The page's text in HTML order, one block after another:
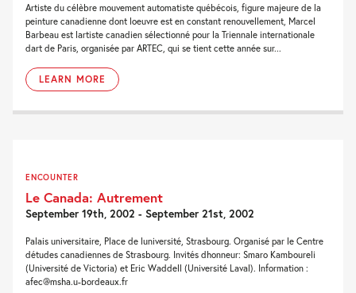
Artiste du célèbre mouvement automatiste québécois, figure majeure de la
peinture canadienne dont loeuvre est en constant renouvellement, Marcel
Barbeau est lartiste canadien sélectionné pour la Triennale internationale
dart de Paris, organisée par ARTEC, qui se tient cette année sur...
LEARN MORE
ENCOUNTER
Le Canada: Autrement
September 19th, 2002 - September 21st, 2002
Palais universitaire, Place de luniversité, Strasbourg. Organisé par le Centre
détudes canadiennes de Strasbourg. Invités dhonneur: Smaro Kamboureli
(Université de Victoria) et Eric Waddell (Université Laval). Information :
afec@msha.u-bordeaux.fr